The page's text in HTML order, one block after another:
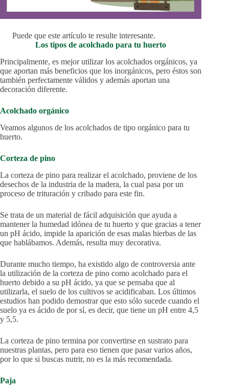
Puede que este artículo te resulte interesante.
Los tipos de acolchado para tu huerto
Principalmente, es mejor utilizar los acolchados orgánicos, ya
que aportan más beneficios que los inorgánicos, pero éstos son
también perfectamente válidos y además aportan una
decoración diferente.
Acolchado orgánico
Veamos algunos de los acolchados de tipo orgánico para tu
huerto.
Corteza de pino
La corteza de pino para realizar el acolchado, proviene de los
desechos de la industria de la madera, la cual pasa por un
proceso de trituración y cribado para este fin.
Se trata de un material de fácil adquisición que ayuda a
mantener la humedad idónea de tu huerto y que gracias a tener
un pH ácido, impide la aparición de esas malas hierbas de las
que hablábamos. Además, resulta muy decorativa.
Durante mucho tiempo, ha existido algo de controversia ante
la utilización de la corteza de pino como acolchado para el
huerto debido a su pH ácido, ya que se pensaba que al
utilizarla, el suelo de los cultivos se acidificaban. Los últimos
estudios han podido demostrar que esto sólo sucede cuando el
suelo ya es ácido de por sí, es decir, que tiene un pH entre 4,5
y 5,5.
La corteza de pino termina por convertirse en sustrato para
nuestras plantas, pero para eso tienen que pasar varios años,
por lo que si buscas nutrir, no es la más recomendada.
Paja